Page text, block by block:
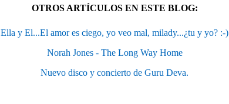
OTROS ARTÍCULOS EN ESTE BLOG:
Ella y El...El amor es ciego, yo veo mal, milady...¿tu y yo? :-)
Norah Jones - The Long Way Home
Nuevo disco y concierto de Guru Deva.